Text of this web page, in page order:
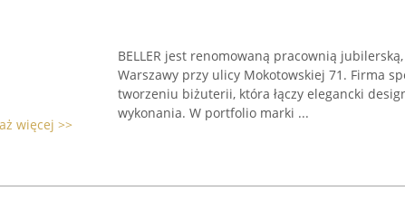
więcej >>
BELLER jest renomowaną pracownią
Warszawy przy ulicy Mokotowskiej 71. Firma
tworzeniu biżuterii, która łączy elegancki
wykonania. W portfolio marki ...